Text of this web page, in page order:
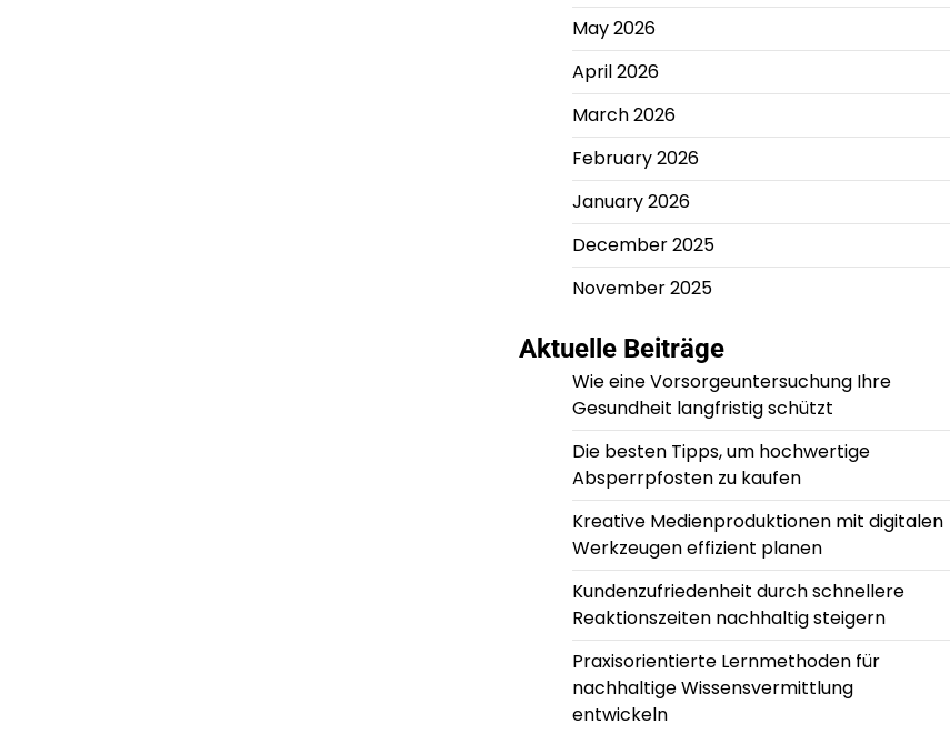
May 2026
April 2026
March 2026
February 2026
January 2026
December 2025
November 2025
Aktuelle Beiträge
Wie eine Vorsorgeuntersuchung Ihre
Gesundheit langfristig schützt
Die besten Tipps, um hochwertige
Absperrpfosten zu kaufen
Kreative Medienproduktionen mit digitalen
Werkzeugen effizient planen
Kundenzufriedenheit durch schnellere
Reaktionszeiten nachhaltig steigern
Praxisorientierte Lernmethoden für
nachhaltige Wissensvermittlung
entwickeln